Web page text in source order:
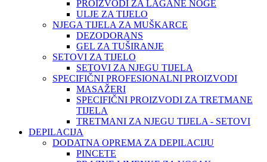
PROIZVODI ZA LAGANE NOGE
ULJE ZA TIJELO
NJEGA TIJELA ZA MUŠKARCE
DEZODORANS
GEL ZA TUŠIRANJE
SETOVI ZA TIJELO
SETOVI ZA NJEGU TIJELA
SPECIFIČNI PROFESIONALNI PROIZVODI
MASAŽERI
SPECIFIČNI PROIZVODI ZA TRETMANE
TIJELA
TRETMANI ZA NJEGU TIJELA - SETOVI
DEPILACIJA
DODATNA OPREMA ZA DEPILACIJU
PINCETE